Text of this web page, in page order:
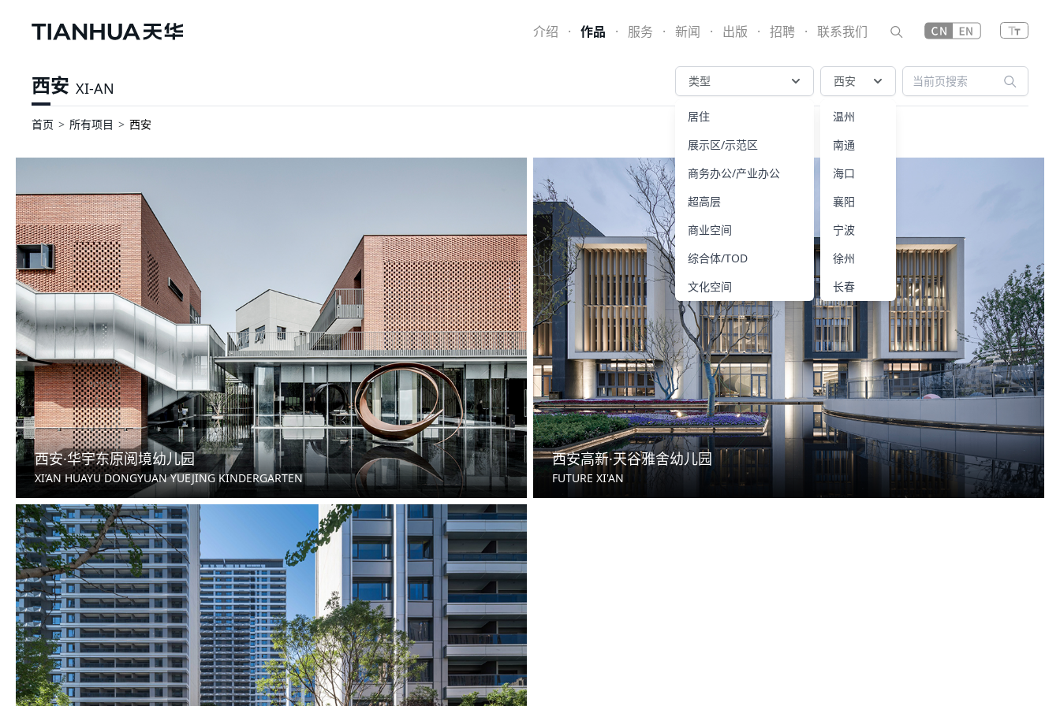
介绍 · 作品 · 服务 · 新闻 · 出版 · 招聘 · 联系我们
西安 XI-AN 类型
居住
展示区/示范区
商务办公/产业办公
超高层
商业空间
综合体/TOD
文化空间
医疗康养
旅居/酒店
教育
城市设计/更新
城市规划
景观
西安
温州
南通
海口
襄阳
宁波
徐州
长春
黄山
乐山
哈尔滨
南平
潍坊
丽水
常州
首页 所有项目 西安
西安·华宇东原阅境幼儿园
XI’AN HUAYU DONGYUAN YUEJING KINDERGARTEN
西安高新·天谷雅舍幼儿园
FUTURE XI'AN